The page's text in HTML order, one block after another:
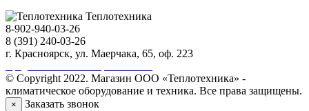
Теплотехника
8-902-940-03-26
8 (391) 240-03-26
г. Красноярск, ул. Маерчака, 65, оф. 223
© Copyright 2022. Магазин ООО «Теплотехника» -
климатическое оборудование и техника. Все права защищены.
×
Заказать звонок